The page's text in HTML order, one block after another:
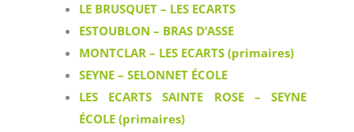
LE BRUSQUET – LES ECARTS
ESTOUBLON – BRAS D’ASSE
MONTCLAR – LES ECARTS (primaires)
SEYNE – SELONNET ÉCOLE
LES ECARTS SAINTE ROSE – SEYNE
ÉCOLE (primaires)